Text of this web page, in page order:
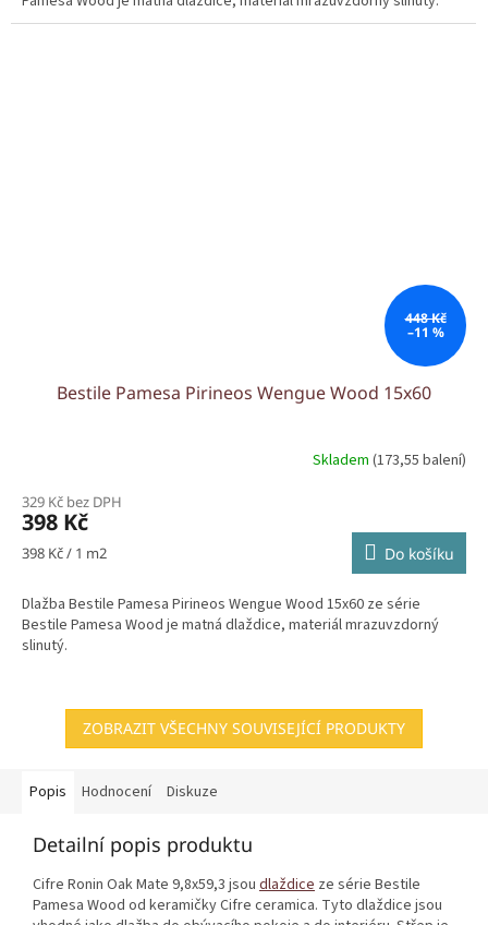
448 Kč
–11 %
Bestile Pamesa Pirineos Wengue Wood 15x60
Skladem (173,55 balení)
329 Kč bez DPH
398 Kč
Měrná
398 Kč / 1 m2 Do košíku
Dlažba Bestile Pamesa Pirineos Wengue Wood 15x60 ze série
Bestile Pamesa Wood je matná dlaždice, materiál mrazuvzdorný
slinutý.
ZOBRAZIT VŠECHNY SOUVISEJÍCÍ PRODUKTY
Popis Hodnocení Diskuze
Detailní popis produktu
Cifre Ronin Oak Mate 9,8x59,3 jsou dlaždice ze série Bestile
Pamesa Wood od keramičky Cifre ceramica. Tyto dlaždice jsou